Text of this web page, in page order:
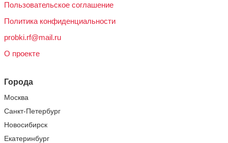
Пользовательское соглашение
Политика конфиденциальности
probki.rf@mail.ru
О проекте
Города
Москва
Санкт-Петербург
Новосибирск
Екатеринбург